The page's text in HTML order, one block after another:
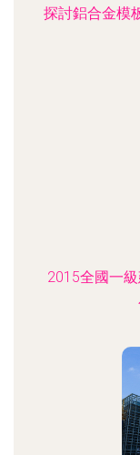
探討鋁合金模
2015全國一